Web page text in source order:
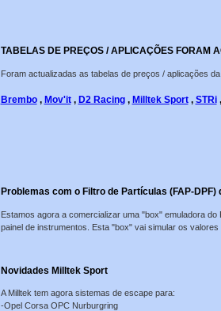
TABELAS DE PREÇOS / APLICAÇÕES FORAM
Foram actualizadas as tabelas de preços / aplicações
Brembo, Mov'it, D2 Racing, Milltek Sport, STRi
Problemas com o Filtro de Partículas (FAP-DPF)
Estamos agora a comercializar uma "box" emuladora
painel de instrumentos. Esta "box" vai simular os
Novidades Milltek Sport
A Milltek tem agora sistemas de escape para:
-Opel Corsa OPC Nurburgring